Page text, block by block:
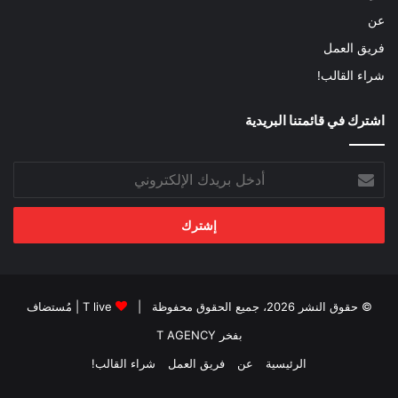
عن
فريق العمل
شراء القالب!
اشترك في قائمتنا البريدية
بريدك
الإلكتروني
© حقوق النشر 2026، جميع الحقوق محفوظة | T live | مُستضاف
بفخر T AGENCY
الرئيسية
عن فريق العمل شراء القالب!